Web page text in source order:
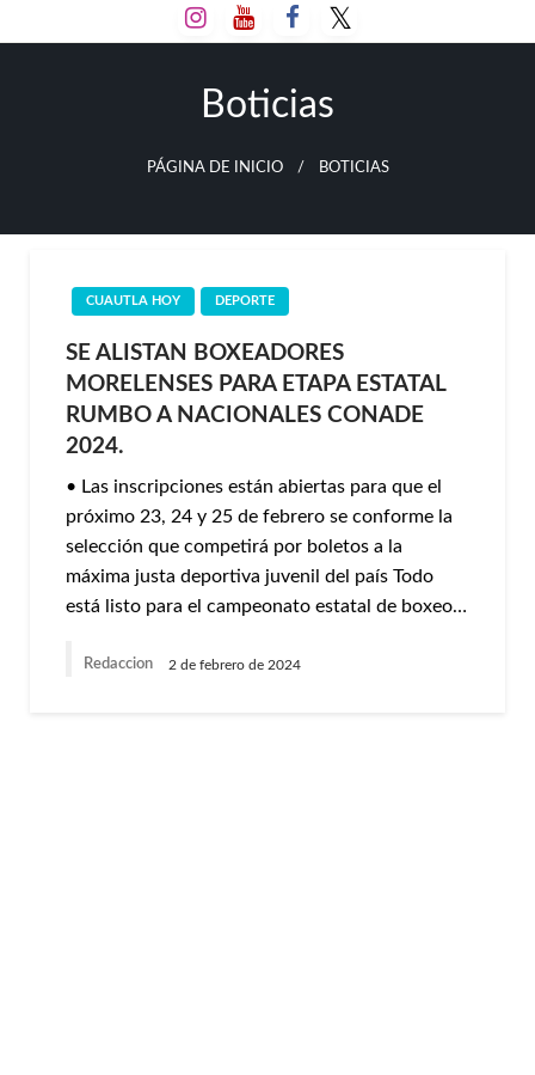
al
Boticias
PÁGINA DE INICIO BOTICIAS
CUAUTLA HOY DEPORTE
SE ALISTAN BOXEADORES
MORELENSES PARA ETAPA ESTATAL
RUMBO A NACIONALES CONADE
2024.
• Las inscripciones están abiertas para que el
próximo 23, 24 y 25 de febrero se conforme la
selección que competirá por boletos a la
máxima justa deportiva juvenil del país Todo
está listo para el campeonato estatal de boxeo…
Redaccion 2 de febrero de 2024